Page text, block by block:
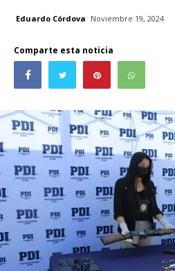
Eduardo Córdova Noviembre 19, 2024
Comparte esta noticia